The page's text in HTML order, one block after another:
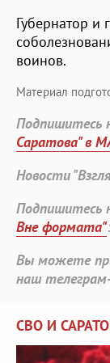
Губернатор и
воинов.
Материал
Подпишитесь
Саратова" в
Новости
Подпишитесь
Вне формата"
Вы можете
наш
СВО И